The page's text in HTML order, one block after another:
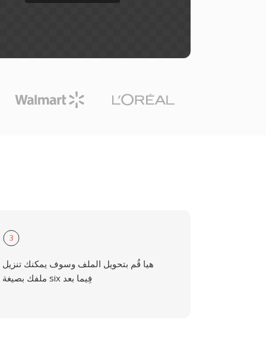
3
هيا قُم بتحويل الملف وسوف يمكنك تنزيل
ملفك بصيغة six فِيما بعد